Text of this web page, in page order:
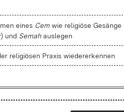
ei­nes Cem wie re­li­giö­se Ge­sän­ge
) und Se­mahaus­le­gen
re­li­giö­sen Pra­xis wie­der­er­ken­nen